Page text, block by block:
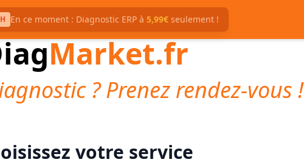
En ce moment : Diagnostic ERP à 5,99€seulement !
Market.fr
? Prenez rendez-vous !
votre service